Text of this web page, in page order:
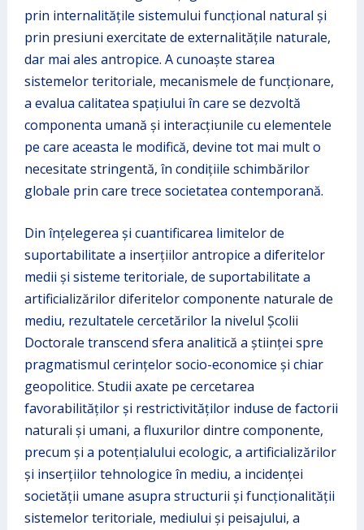
prin internalităţile sistemului funcţional natural şi
prin presiuni exercitate de externalităţile naturale,
dar mai ales antropice. A cunoaşte starea
sistemelor teritoriale, mecanismele de funcţionare,
a evalua calitatea spațiului în care se dezvoltă
componenta umană și interacțiunile cu elementele
pe care aceasta le modifică, devine tot mai mult o
necesitate stringentă, în condițiile schimbărilor
globale prin care trece societatea contemporană.
Din înțelegerea și cuantificarea limitelor de
suportabilitate a inserţiilor antropice a diferitelor
medii și sisteme teritoriale, de suportabilitate a
artificializărilor diferitelor componente naturale de
mediu, rezultatele cercetărilor la nivelul Școlii
Doctorale transcend sfera analitică a științei spre
pragmatismul cerințelor socio-economice și chiar
geopolitice. Studii axate pe cercetarea
favorabilităţilor şi restrictivităţilor induse de factorii
naturali şi umani, a fluxurilor dintre componente,
precum şi a potenţialului ecologic, a artificializărilor
şi inserţiilor tehnologice în mediu, a incidenţei
societăţii umane asupra structurii şi funcţionalităţii
sistemelor teritoriale, mediului și peisajului, a